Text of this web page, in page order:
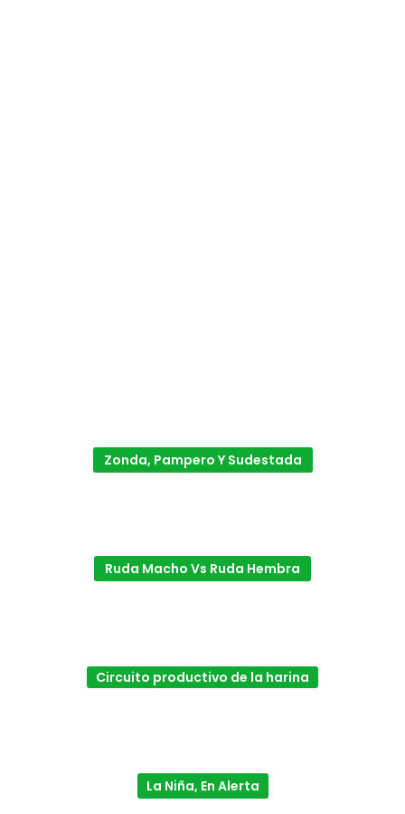
Zonda, Pampero Y Sudestada
Ruda Macho Vs Ruda Hembra
Circuito productivo de la harina
La Niña, En Alerta